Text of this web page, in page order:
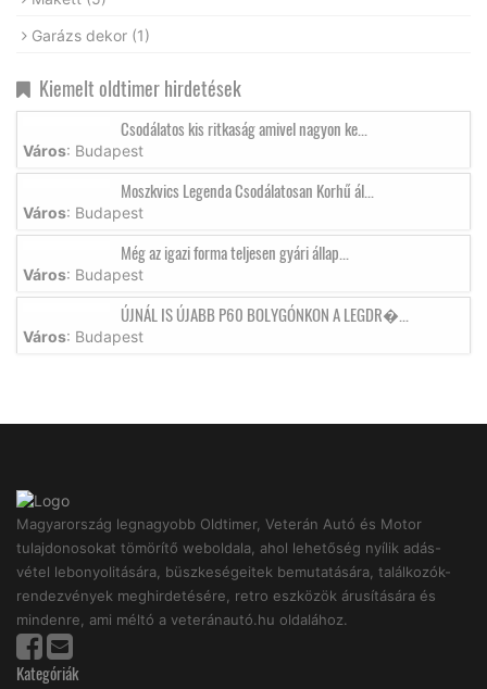
Garázs dekor (1)
Kiemelt oldtimer hirdetések
Csodálatos kis ritkaság amivel nagyon ke...
Város: Budapest
Moszkvics Legenda Csodálatosan Korhű ál...
Város: Budapest
Még az igazi forma teljesen gyári állap...
Város: Budapest
ÚJNÁL IS ÚJABB P60 BOLYGÓNKON A LEGDR�...
Város: Budapest
Magyarország legnagyobb Oldtimer, Veterán Autó és Motor
tulajdonosokat tömörítő weboldala, ahol lehetőség nyílik adás-
vétel lebonyolitására, büszkeségeitek bemutatására, találkozók-
rendezvények meghirdetésére, retro eszközök árusítására és
mindenre, ami méltó a veteránautó.hu oldalához.
Kategóriák